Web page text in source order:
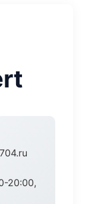
20:00,